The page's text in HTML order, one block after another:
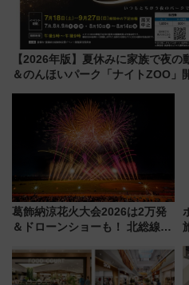
【2026年版】夏休みに家族で夜
＆のんほいパーク「ナイトZOO」
葛飾納涼花火大会2026は2万発
＆ドローンショーも！ 北総線を
車、観覧スポット情報と周辺観
光まとめ（7/28開催）